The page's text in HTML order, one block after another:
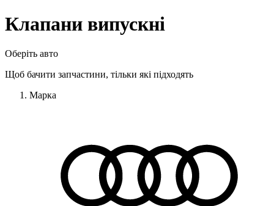
Клапани випускні
Оберіть авто
Щоб бачити запчастини, тільки які підходять
Марка